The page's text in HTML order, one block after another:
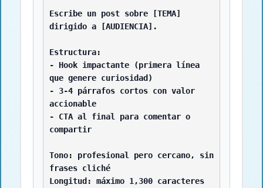
Escribe un post sobre [TEMA]
dirigido a [AUDIENCIA].
Estructura:
- Hook impactante (primera línea
que genere curiosidad)
- 3-4 párrafos cortos con valor
accionable
- CTA al final para comentar o
compartir
Tono: profesional pero cercano, sin
frases cliché
Longitud: máximo 1,300 caracteres